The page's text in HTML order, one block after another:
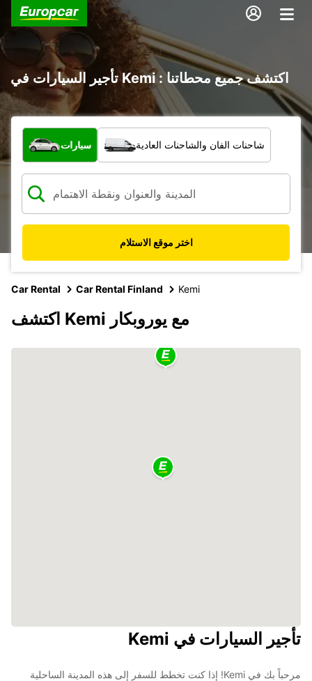
تأجير السيارات في Kemi : اكتشف جميع محطاتنا
ما نوع المركبة؟
سيارات شاحنات الفان والشاحنات العادية
اختر موقع الاستلام
Car Rental Car Rental Finland Kemi
اكتشف Kemi مع يوروبكار
تأجير السيارات في Kemi
مرحباً بك في Kemi! إذا كنت تخطط للسفر إلى هذه المدينة الساحلية